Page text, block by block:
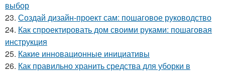
выбор
23. Создай дизайн-проект сам: пошаговое руководство
24. Как спроектировать дом своими руками: пошаговая
инструкция
25. Какие инновационные инициативы
26. Как правильно хранить средства для уборки в